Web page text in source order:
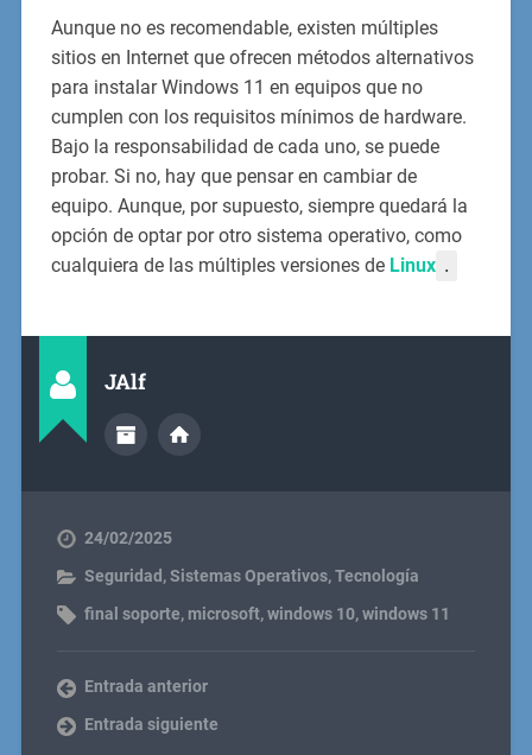
Aunque no es recomendable, existen múltiples
sitios en Internet que ofrecen métodos alternativos
para instalar Windows 11 en equipos que no
cumplen con los requisitos mínimos de hardware.
Bajo la responsabilidad de cada uno, se puede
probar. Si no, hay que pensar en cambiar de
equipo. Aunque, por supuesto, siempre quedará la
opción de optar por otro sistema operativo, como
cualquiera de las múltiples versiones de Linux .
JAlf
24/02/2025
Seguridad ,Sistemas Operativos,Tecnología
final soporte, microsoft,windows 10,windows 11
Entrada anterior
Entrada siguiente